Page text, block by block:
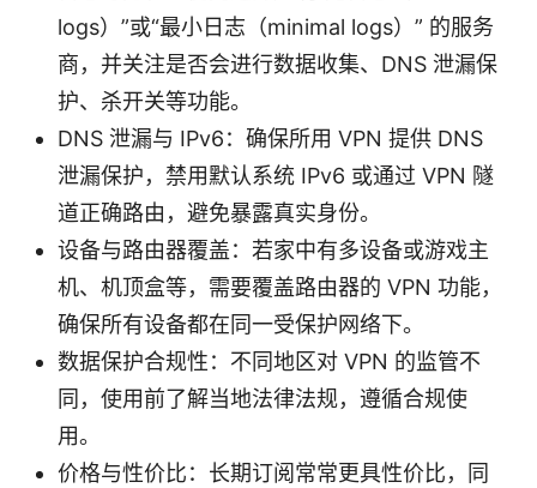
logs）”或“最小日志（minimal logs）” 的服务
商，并关注是否会进行数据收集、DNS 泄漏保
护、杀开关等功能。
DNS 泄漏与 IPv6：确保所用 VPN 提供 DNS
泄漏保护，禁用默认系统 IPv6 或通过 VPN 隧
道正确路由，避免暴露真实身份。
设备与路由器覆盖：若家中有多设备或游戏主
机、机顶盒等，需要覆盖路由器的 VPN 功能，
确保所有设备都在同一受保护网络下。
数据保护合规性：不同地区对 VPN 的监管不
同，使用前了解当地法律法规，遵循合规使
用。
价格与性价比：长期订阅常常更具性价比，同